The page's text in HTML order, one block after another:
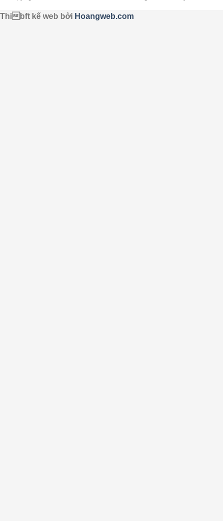
Thibft kế web bởi Hoangweb.com